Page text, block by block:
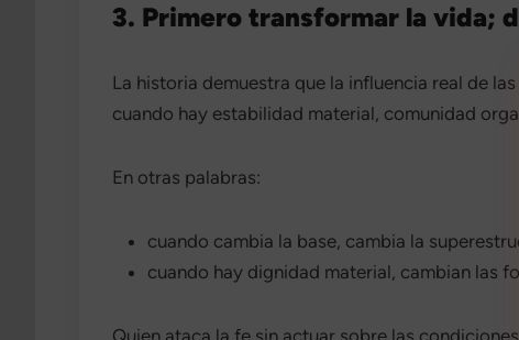
3. Primero transformar la vida;
La historia demuestra que la influencia real de
cuando hay estabilidad material, comunidad
En otras palabras:
cuando cambia la base, cambia la
cuando hay dignidad material, cambian las
Quien ataca la fe sin actuar sobre las